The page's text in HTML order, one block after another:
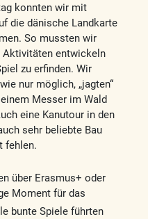
konnten wir mit
die dänische Landkarte
So mussten wir
Aktivitäten entwickeln
zu erfinden. Wir
nur möglich, „jagten“
Messer im Wald
eine Kanutour in den
sehr beliebte Bau
fehlen.
über Erasmus+ oder
Moment für das
bunte Spiele führten